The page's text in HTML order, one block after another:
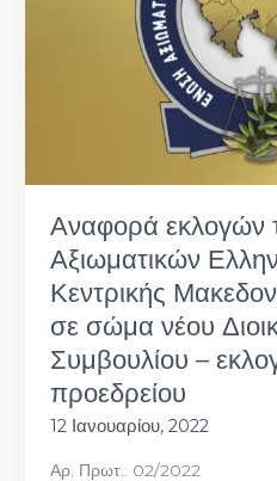
Αναφορά εκλογών
Αξιωματικών
Κεντρικής
σε σώμα νέου
Συμβουλίου –
προεδρείου
12 Ιανουαρίου, 2022
Αρ. Πρωτ.:
νέου
Διοικητικού
Συμβουλίου
–
εκλογή
μελών
προεδρείου